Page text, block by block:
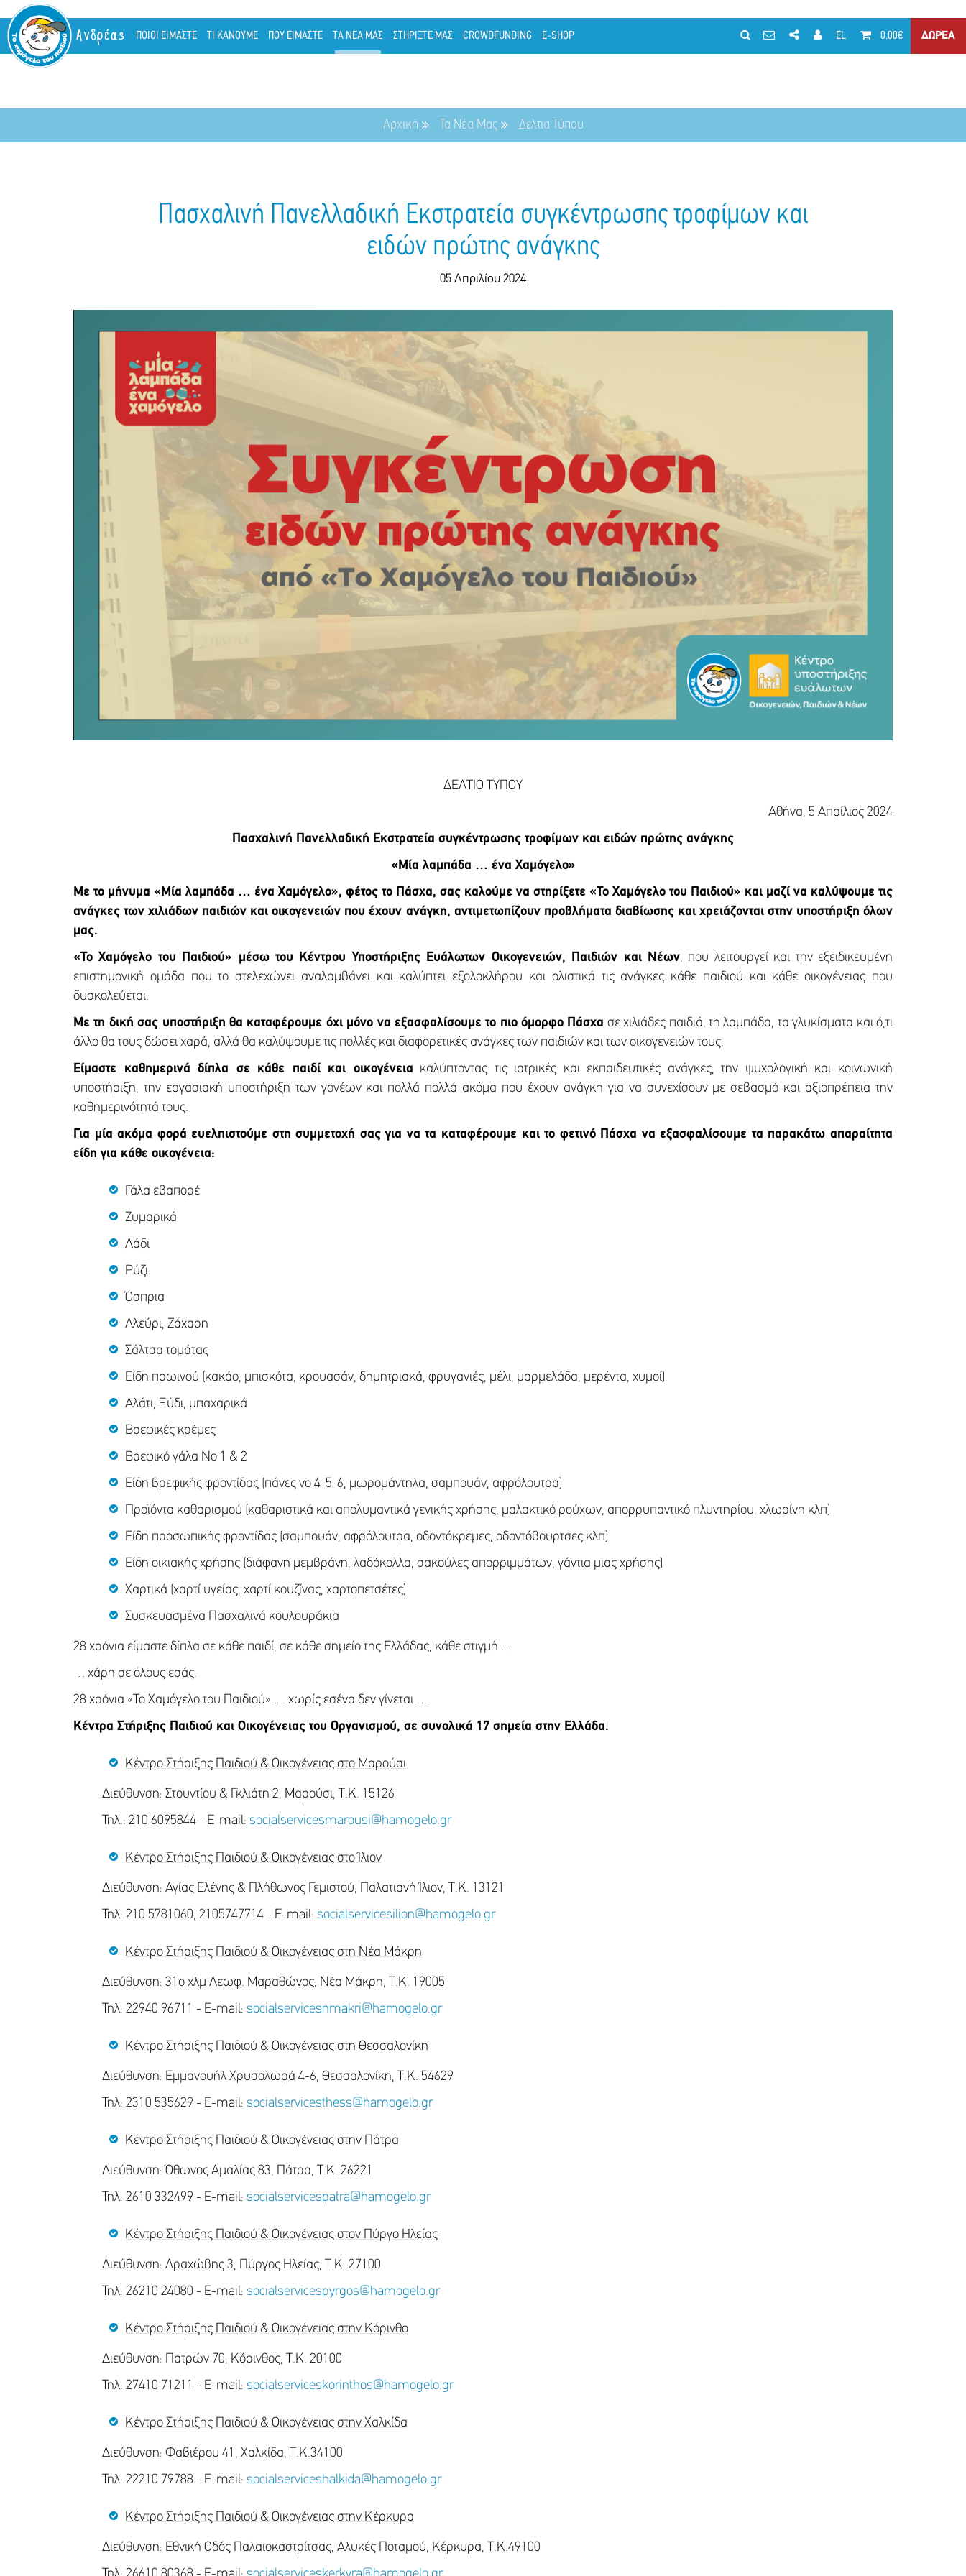
Ανδρέας ΠΟΙΟΙ ΕΙΜΑΣΤΕ ΤΙ ΚΑΝΟΥΜΕ ΠΟΥ ΕΙΜΑΣΤΕ ΤΑ ΝΕΑ ΜΑΣ ΣΤΗΡΙΞΤΕ ΜΑΣ CROWDFUNDING E-SHOP EL 0.00€ ΔΩΡΕΑ
Αρχική Τα Νέα Μας Δελτια Τύπου
Πασχαλινή Πανελλαδική Εκστρατεία συγκέντρωσης τροφίμων και
ειδών πρώτης ανάγκης
05 Απριλίου 2024
ΔΕΛΤΙΟ ΤΥΠΟΥ
Αθήνα, 5 Απρίλιος 2024
Πασχαλινή Πανελλαδική Εκστρατεία συγκέντρωσης τροφίμων και ειδών πρώτης ανάγκης
«Μία λαμπάδα … ένα Χαμόγελο»
Με το μήνυμα «Μία λαμπάδα … ένα Χαμόγελο», φέτος το Πάσχα, σας καλούμε να στηρίξετε «Το Χαμόγελο του Παιδιού» και μαζί να καλύψουμε τις
ανάγκες των χιλιάδων παιδιών και οικογενειών που έχουν ανάγκη, αντιμετωπίζουν προβλήματα διαβίωσης και χρειάζονται στην υποστήριξη όλων
μας.
«Το Χαμόγελο του Παιδιού» μέσω του Κέντρου Υποστήριξης Ευάλωτων Οικογενειών, Παιδιών και Νέων, που λειτουργεί και την εξειδικευμένη
επιστημονική ομάδα που το στελεχώνει αναλαμβάνει και καλύπτει εξολοκλήρου και ολιστικά τις ανάγκες κάθε παιδιού και κάθε οικογένειας που
δυσκολεύεται.
Με τη δική σας υποστήριξη θα καταφέρουμε όχι μόνο να εξασφαλίσουμε το πιο όμορφο Πάσχα σε χιλιάδες παιδιά, τη λαμπάδα, τα γλυκίσματα και ό,τι
άλλο θα τους δώσει χαρά, αλλά θα καλύψουμε τις πολλές και διαφορετικές ανάγκες των παιδιών και των οικογενειών τους.
Είμαστε καθημερινά δίπλα σε κάθε παιδί και οικογένεια καλύπτοντας τις ιατρικές και εκπαιδευτικές ανάγκες, την ψυχολογική και κοινωνική
υποστήριξη, την εργασιακή υποστήριξη των γονέων και πολλά πολλά ακόμα που έχουν ανάγκη για να συνεχίσουν με σεβασμό και αξιοπρέπεια την
καθημερινότητά τους.
Για μία ακόμα φορά ευελπιστούμε στη συμμετοχή σας για να τα καταφέρουμε και το φετινό Πάσχα να εξασφαλίσουμε τα παρακάτω απαραίτητα
είδη για κάθε οικογένεια:
Γάλα εβαπορέ
Ζυμαρικά
Λάδι
Ρύζι
Όσπρια
Αλεύρι, Ζάχαρη
Σάλτσα τομάτας
Είδη πρωινού (κακάο, μπισκότα, κρουασάν, δημητριακά, φρυγανιές, μέλι, μαρμελάδα, μερέντα, χυμοί)
Αλάτι, Ξύδι, μπαχαρικά
Βρεφικές κρέμες
Βρεφικό γάλα Νο 1 & 2
Είδη βρεφικής φροντίδας (πάνες νο 4-5-6, μωρομάντηλα, σαμπουάν, αφρόλουτρα)
Προϊόντα καθαρισμού (καθαριστικά και απολυμαντικά γενικής χρήσης, μαλακτικό ρούχων, απορρυπαντικό πλυντηρίου, χλωρίνη κλπ)
Είδη προσωπικής φροντίδας (σαμπουάν, αφρόλουτρα, οδοντόκρεμες, οδοντόβουρτσες κλπ)
Είδη οικιακής χρήσης (διάφανη μεμβράνη, λαδόκολλα, σακούλες απορριμμάτων, γάντια μιας χρήσης)
Χαρτικά (χαρτί υγείας, χαρτί κουζίνας, χαρτοπετσέτες)
Συσκευασμένα Πασχαλινά κουλουράκια
28 χρόνια είμαστε δίπλα σε κάθε παιδί, σε κάθε σημείο της Ελλάδας, κάθε στιγμή …
… χάρη σε όλους εσάς.
28 χρόνια «Το Χαμόγελο του Παιδιού» … χωρίς εσένα δεν γίνεται …
Κέντρα Στήριξης Παιδιού και Οικογένειας του Οργανισμού, σε συνολικά 17 σημεία στην Ελλάδα.
Κέντρο Στήριξης Παιδιού & Οικογένειας στο Μαρούσι
Διεύθυνση: Στουντίου & Γκλιάτη 2, Μαρούσι, Τ.Κ. 15126
Τηλ.: 210 6095844 - E-mail: socialservicesmarousi@hamogelo.gr
Κέντρο Στήριξης Παιδιού & Οικογένειας στο Ίλιον
Διεύθυνση: Αγίας Ελένης & Πλήθωνος Γεμιστού, Παλατιανή Ίλιον, Τ.Κ. 13121
Τηλ: 210 5781060, 2105747714 - E-mail: socialservicesilion@hamogelo.gr
Κέντρο Στήριξης Παιδιού & Οικογένειας στη Νέα Μάκρη
Διεύθυνση: 31ο χλμ Λεωφ. Μαραθώνος, Νέα Μάκρη, Τ.Κ. 19005
Τηλ: 22940 96711 - E-mail: socialservicesnmakri@hamogelo.gr
Κέντρο Στήριξης Παιδιού & Οικογένειας στη Θεσσαλονίκη
Διεύθυνση: Εμμανουήλ Χρυσολωρά 4-6, Θεσσαλονίκη, T.K. 54629
Τηλ: 2310 535629 - E-mail: socialservicesthess@hamogelo.gr
Κέντρο Στήριξης Παιδιού & Οικογένειας στην Πάτρα
Διεύθυνση: Όθωνος Αμαλίας 83, Πάτρα, Τ.Κ. 26221
Τηλ: 2610 332499 - E-mail: socialservicespatra@hamogelo.gr
Κέντρο Στήριξης Παιδιού & Οικογένειας στον Πύργο Ηλείας
Διεύθυνση: Αραχώβης 3, Πύργος Ηλείας, Τ.Κ. 27100
Τηλ: 26210 24080 - E-mail: socialservicespyrgos@hamogelo.gr
Κέντρο Στήριξης Παιδιού & Οικογένειας στην Κόρινθο
Διεύθυνση: Πατρών 70, Κόρινθος, Τ.Κ. 20100
Τηλ: 27410 71211 - E-mail: socialserviceskorinthos@hamogelo.gr
Κέντρο Στήριξης Παιδιού & Οικογένειας στην Χαλκίδα
Διεύθυνση: Φαβιέρου 41, Χαλκίδα, Τ.Κ.34100
Τηλ: 22210 79788 - E-mail: socialserviceshalkida@hamogelo.gr
Κέντρο Στήριξης Παιδιού & Οικογένειας στην Κέρκυρα
Διεύθυνση: Εθνική Οδός Παλαιοκαστρίτσας, Αλυκές Ποταμού, Κέρκυρα, Τ.Κ.49100